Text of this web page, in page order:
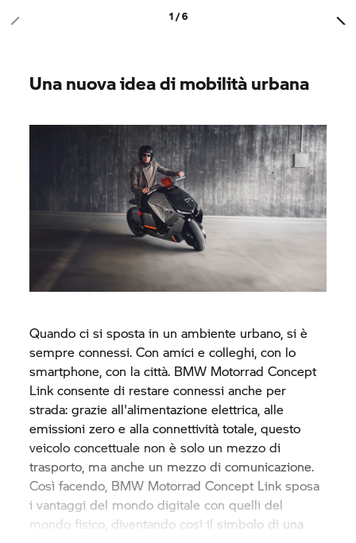
1 / 6
Una nuova idea di mobilità urbana
Quando ci si sposta in un ambiente urbano, si è
sempre connessi. Con amici e colleghi, con lo
smartphone, con la città. BMW Motorrad Concept
Link consente di restare connessi anche per
strada: grazie all'alimentazione elettrica, alle
emissioni zero e alla connettività totale, questo
veicolo concettuale non è solo un mezzo di
trasporto, ma anche un mezzo di comunicazione.
Così facendo, BMW Motorrad Concept Link sposa
i vantaggi del mondo digitale con quelli del
mondo fisico, diventando così il simbolo di una